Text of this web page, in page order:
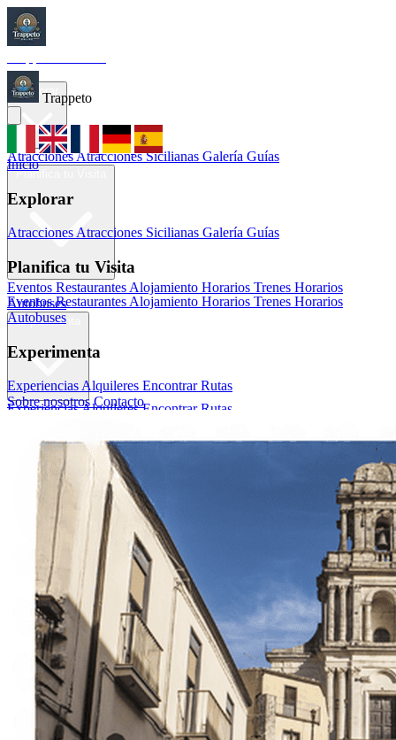
Inicio
AtraccionesAtracciones Sicilianas Galería Guías
Eventos Restaurantes Alojamiento Horarios Trenes Horarios
Autobuses
ExperienciasAlquileresEncontrar Rutas
Italiano English Español
Menu
Trappeto
Inicio
Explorar
AtraccionesAtracciones Sicilianas Galería Guías
Planifica tu Visita
Eventos Restaurantes Alojamiento Horarios Trenes Horarios
Autobuses
Experimenta
Experiencias Alquileres Encontrar Rutas
Sobre nosotros Contacto